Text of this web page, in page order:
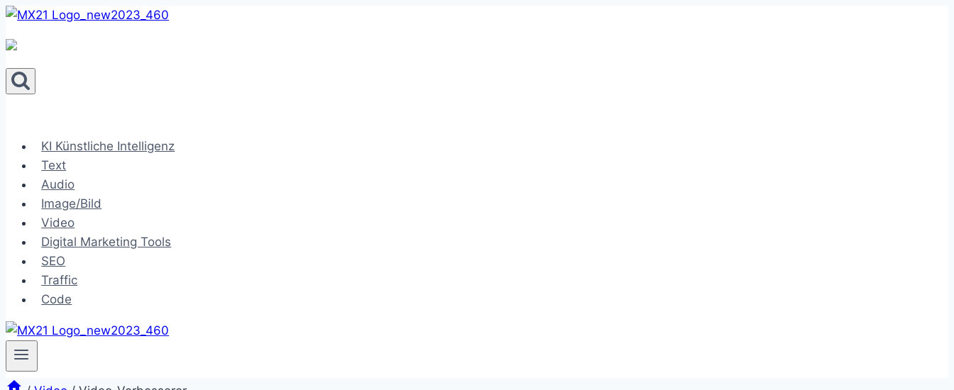
Zum
springen
KI Künstliche Intelligenz
Text
Audio
Image/Bild
Video
Digital Marketing Tools
SEO
Traffic
Code